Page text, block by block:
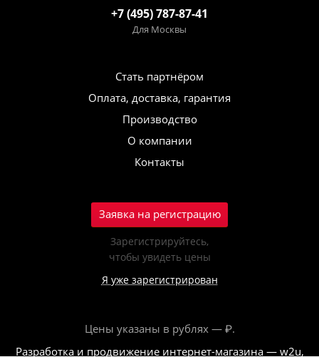
+7 (495) 787-87-41
Для Москвы
Стать партнёром
Оплата, доставка, гарантия
Производство
О компании
Контакты
Заявка на регистрацию
Зарегистрируйтесь,
чтобы увидеть цены
Я уже зарегистрирован
Цены указаны в рублях — ₽.
Разработка и продвижение интернет-магазина — w2u,